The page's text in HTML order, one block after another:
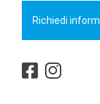
Richiedi